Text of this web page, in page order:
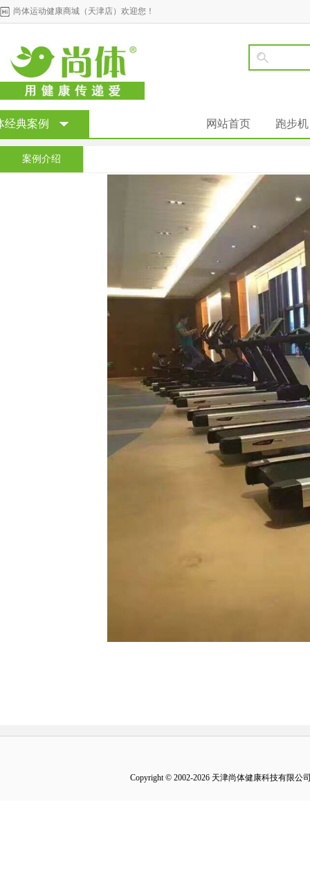
尚体运动健康商城（天津店）欢迎您！
网站首页 跑步机
经典案例
案例介绍
Copyright © 2002-2026 天津尚体健康科技有限